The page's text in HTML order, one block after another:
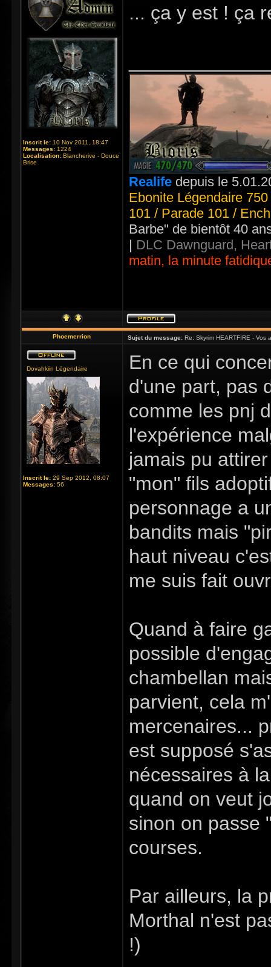
Inscrit le: 10 Nov 2011, 18:47
Messages: 1224
Localisation: Blancherive - Douce
Brise
... ça y est ! ça
Realife depuis le
Ebonite Légendaire
101 / Parade 101 /
Barbe" de bientôt 40
| DLC Dawnguard,
matin, la minute
Phoemerrion Sujet du message: Re: Skyrim HEARTFIRE - Vos
Dovahkiin Légendaire
Inscrit le: 29 Sep 2012, 08:07
Messages: 56
En ce qui
d'une part, pas
comme les pnj
l'expérience
jamais pu
"mon" fils
personnage a
bandits mais
haut niveau
me suis fait
Quand à faire
possible
chambellan
parvient, cela
mercenaires...
est supposé
nécessaires à
quand on veut
sinon on passe
courses.
Par ailleurs, la
Morthal n'est
!)